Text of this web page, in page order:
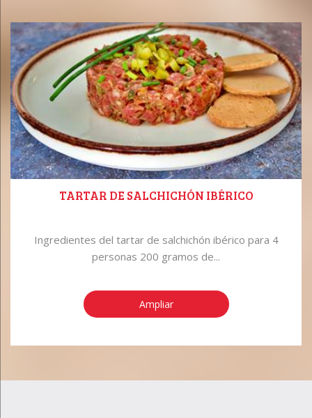
TARTAR DE SALCHICHÓN IBÉRICO
Ingredientes del tartar de salchichón ibérico para 4
personas 200 gramos de...
Ampliar